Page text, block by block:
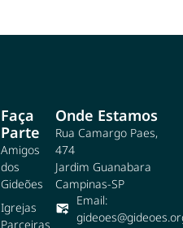
Faça
Parte
Amigos
dos
Gideões
Igrejas
Parceiras
Onde Estamos
Rua Camargo Paes,
474
Jardim Guanabara
Campinas-SP
Email: